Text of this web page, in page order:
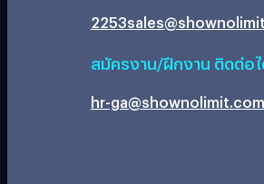
2253
สมัครงาน/ฝึกงาน ติดต่อ
hr-ga@shownolimit.com